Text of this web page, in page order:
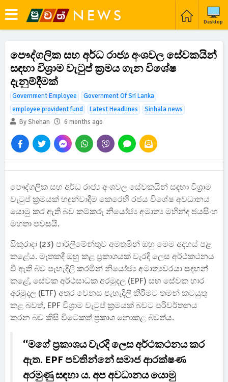
Desktop
පෞද්ගලික සහ අර්ධ රාජ්‍ය අංශවල සේවකයින්
සඳහා විශ්‍රාම වැටුප් ක්‍රමය ගැන විශේෂ
දැනුම්දීමක්
Government Employee
Government Of Sri Lanka
employee provident fund
Latest Headlines
Sinhala news
By Shehan
6 months ago
පෞද්ගලික සහ අර්ධ රාජ්‍ය අංශවල සේවකයින් සඳහා විශ්‍රාම
වැටුප් ක්‍රමයක් හඳුන්වාදීම කෙරෙහි රජය විශේෂ අවධානය
යොමු කර ඇති බව කම්කරු නියෝජ්‍ය අමාත්‍ය මහින්ද ජයසිංහ
මහතා පවසයි.
සිකුරාදා (23) පාර්ලිමේන්තුව අමතමින් ඔහු මෙම අදහස් පළ
කළේය. මෑතකදී ඔහු කළ ප්‍රකාශයක් වැරදි ලෙස අර්ථකථනය
වී ඇති බව පැහැදිලි කරමින් නියෝජ්‍ය අමාත්‍යවරයා සඳහන්
කළේ, සේවක අර්ථසාධක අරමුදල (EPF) සහ සේවක භාර
අරමුදල (ETF) අතර වෙනස පැහැදිලි කිරීමට තමන් කටයුතු
කළ බවත්, EPF විශ්‍රාම වැටුප් ක්‍රමයක් බවට පරිවර්තනය
කරන බව කිසි විටෙකත් ප්‍රකාශ නොකළ බවත්ය.
“මගේ ප්‍රකාශය වැරදි ලෙස අර්ථකථනය කර
ඇත. EPF පවතින්නේ සමාජ ආරක්ෂණ
අරමුණු සඳහා ය. අප අවධානය යොමු